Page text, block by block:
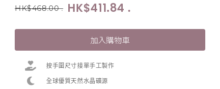
HK$411.84 .
HK$468.00.
加入購物車
按手圍尺寸接單手工製作
全球優質天然水晶礦源